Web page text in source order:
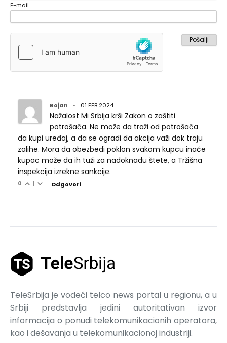
E-mail
Bojan • 01 FEB 2024
Nažalost Mi Srbija krši Zakon o zaštiti
potrošača. Ne može da traži od potrošača
da kupi uređaj, a da se ogradi da akcija važi dok traju
zalihe. Mora da obezbedi poklon svakom kupcu inače
kupac može da ih tuži za nadoknadu štete, a Tržišna
inspekcija izrekne sankcije.
0 | Odgovori
TeleSrbija je vodeći telco news portal u regionu, a u
Srbiji predstavlja jedini autoritativan izvor
informacija o ponudi telekomunikacionih operatora,
kao i dešavanja u telekomunikacionoj industriji.